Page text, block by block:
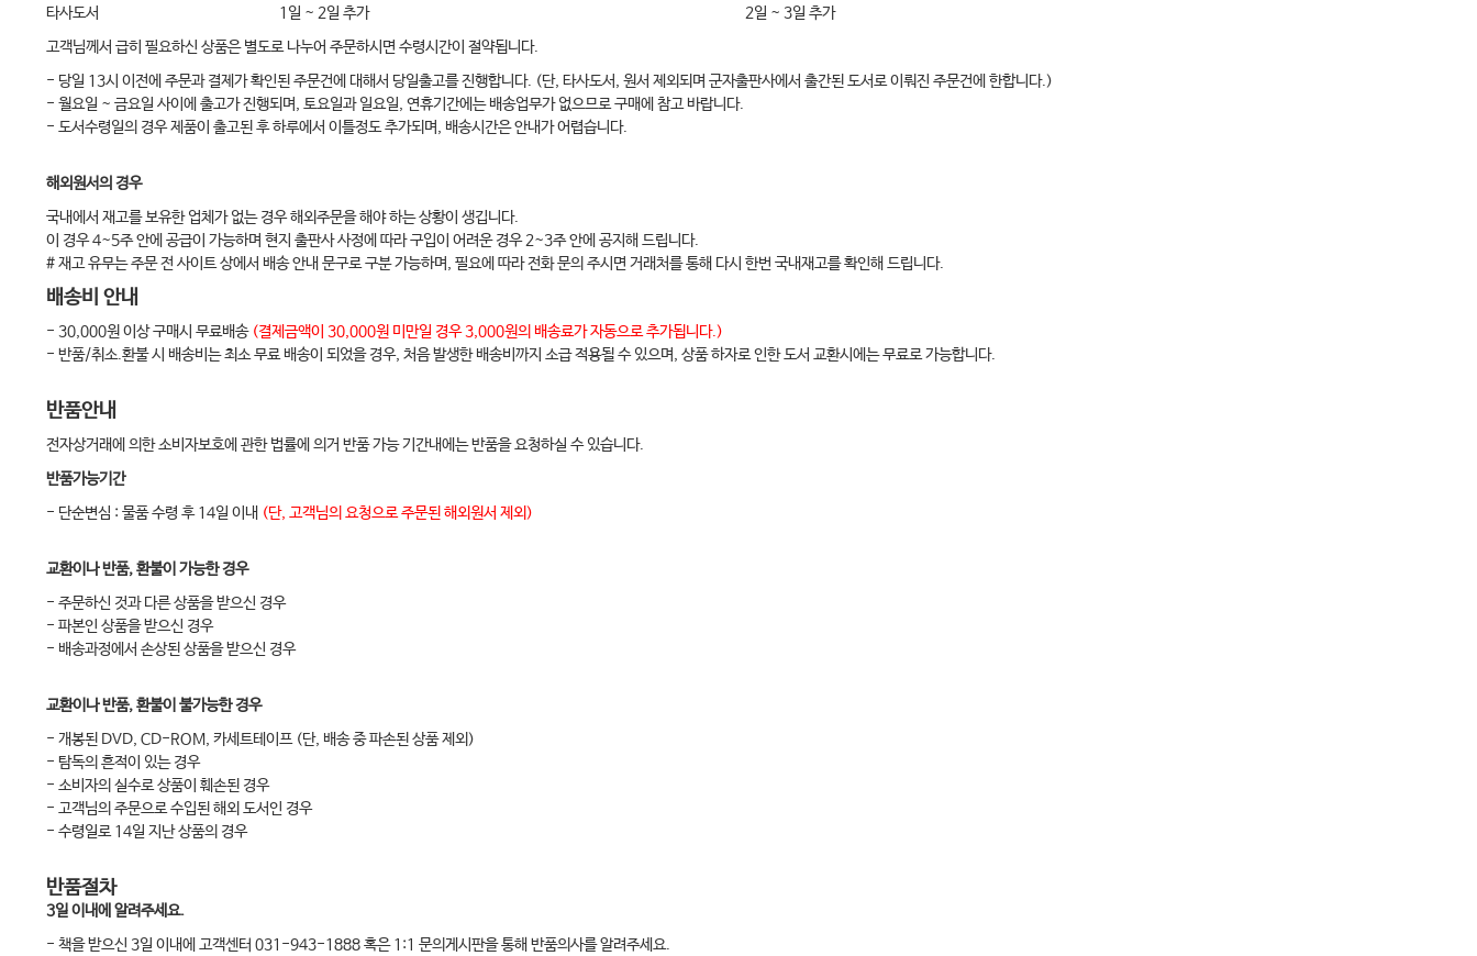
타사도서
1일 ~ 2일 추가
2일 ~ 3일 추가
고객님께서 급히 필요하신 상품은 별도로 나누어 주문하시면 수령시간이 절약됩니다.
- 당일 13시 이전에 주문과 결제가 확인된 주문건에 대해서 당일출고를 진행합니다. (단, 타사도서, 원서 제외되며 군자출판사에서 출간된 도서로 이뤄진 주문건에 한합니다.)
- 월요일 ~ 금요일 사이에 출고가 진행되며, 토요일과 일요일, 연휴기간에는 배송업무가 없으므로 구매에 참고 바랍니다.
- 도서수령일의 경우 제품이 출고된 후 하루에서 이틀정도 추가되며, 배송시간은 안내가 어렵습니다.
해외원서의 경우
국내에서 재고를 보유한 업체가 없는 경우 해외주문을 해야 하는 상황이 생깁니다.
이 경우 4~5주 안에 공급이 가능하며 현지 출판사 사정에 따라 구입이 어려운 경우 2~3주 안에 공지해 드립니다.
# 재고 유무는 주문 전 사이트 상에서 배송 안내 문구로 구분 가능하며, 필요에 따라 전화 문의 주시면 거래처를 통해 다시 한번 국내재고를 확인해 드립니다.
배송비 안내
- 30,000원 이상 구매시 무료배송 (결제금액이 30,000원 미만일 경우 3,000원의 배송료가 자동으로 추가됩니다.)
- 반품/취소.환불 시 배송비는 최소 무료 배송이 되었을 경우, 처음 발생한 배송비까지 소급 적용될 수 있으며, 상품 하자로 인한 도서 교환시에는 무료로 가능합니다.
반품안내
전자상거래에 의한 소비자보호에 관한 법률에 의거 반품 가능 기간내에는 반품을 요청하실 수 있습니다.
반품가능기간
- 단순변심 : 물품 수령 후 14일 이내 (단, 고객님의 요청으로 주문된 해외원서 제외)
교환이나 반품, 환불이 가능한 경우
- 주문하신 것과 다른 상품을 받으신 경우
- 파본인 상품을 받으신 경우
- 배송과정에서 손상된 상품을 받으신 경우
교환이나 반품, 환불이 불가능한 경우
- 개봉된 DVD, CD-ROM, 카세트테이프 (단, 배송 중 파손된 상품 제외)
- 탐독의 흔적이 있는 경우
- 소비자의 실수로 상품이 훼손된 경우
- 고객님의 주문으로 수입된 해외 도서인 경우
- 수령일로 14일 지난 상품의 경우
반품절차
3일 이내에 알려주세요.
- 책을 받으신 3일 이내에 고객센터 031-943-1888 혹은 1:1 문의게시판을 통해 반품의사를 알려주세요.